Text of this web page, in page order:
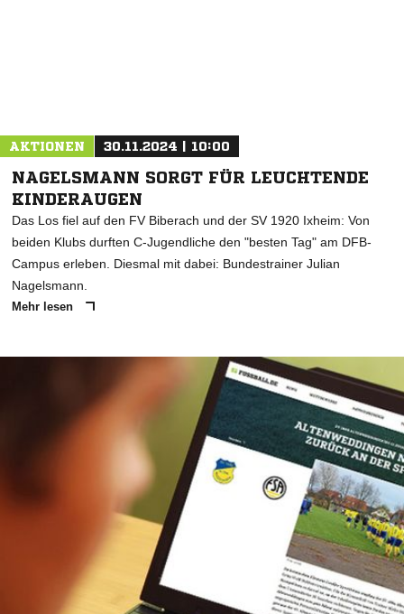
AKTIONEN 30.11.2024 | 10:00
NAGELSMANN SORGT FÜR LEUCHTENDE
KINDERAUGEN
Das Los fiel auf den FV Biberach und der SV 1920 Ixheim: Von
beiden Klubs durften C-Jugendliche den "besten Tag" am DFB-
Campus erleben. Diesmal mit dabei: Bundestrainer Julian
Nagelsmann.
Mehr lesen